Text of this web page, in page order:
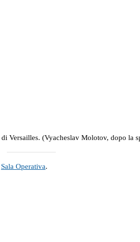
Versailles. (Vyacheslav Molotov, dopo la
Sala Operativa.